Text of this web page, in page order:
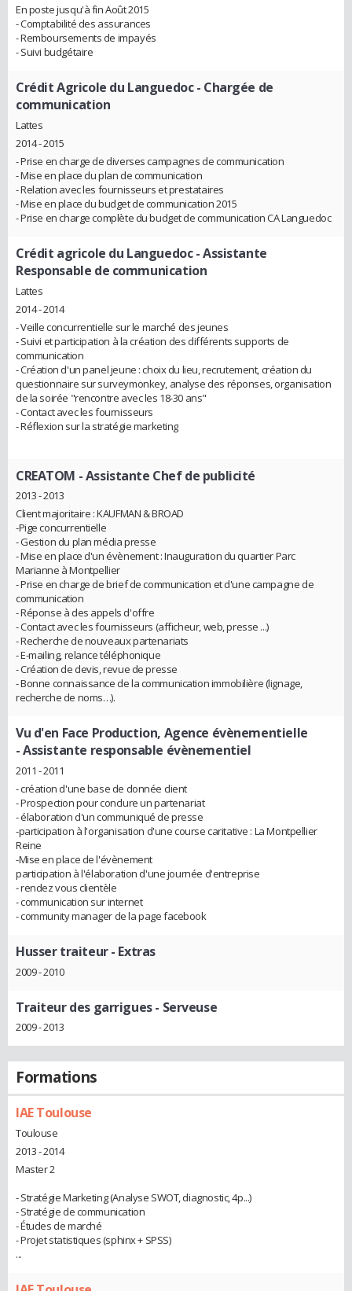
En poste jusqu'à fin Août 2015
- Comptabilité des assurances
- Remboursements de impayés
- Suivi budgétaire
Crédit Agricole du Languedoc- Chargée de
communication
Lattes
2014 - 2015
- Prise en charge de diverses campagnes de communication
- Mise en place du plan de communication
- Relation avec les fournisseurs et prestataires
- Mise en place du budget de communication 2015
- Prise en charge complète du budget de communication CA Languedoc
Crédit agricole du Languedoc- Assistante
Responsable de communication
Lattes
2014 - 2014
- Veille concurrentielle sur le marché des jeunes
- Suivi et participation à la création des différents supports de
communication
- Création d'un panel jeune : choix du lieu, recrutement, création du
questionnaire sur surveymonkey, analyse des réponses, organisation
de la soirée "rencontre avec les 18-30 ans"
- Contact avec les fournisseurs
- Réflexion sur la stratégie marketing
CREATOM - Assistante Chef de publicité
2013 - 2013
Client majoritaire : KAUFMAN & BROAD
-Pige concurrentielle
- Gestion du plan média presse
- Mise en place d'un évènement : Inauguration du quartier Parc
Marianne à Montpellier
- Prise en charge de brief de communication et d'une campagne de
communication
- Réponse à des appels d'offre
- Contact avec les fournisseurs (afficheur, web, presse ...)
- Recherche de nouveaux partenariats
- E-mailing, relance téléphonique
- Création de devis, revue de presse
- Bonne connaissance de la communication immobilière (lignage,
recherche de noms…).
Vu d'en Face Production, Agence évènementielle
- Assistante responsable évènementiel
2011 - 2011
- création d'une base de donnée client
- Prospection pour conclure un partenariat
- élaboration d'un communiqué de presse
-participation à l'organisation d'une course caritative : La Montpellier
Reine
-Mise en place de l'évènement
participation à l'élaboration d'une journée d'entreprise
- rendez vous clientèle
- communication sur internet
- community manager de la page facebook
Husser traiteur- Extras
2009 - 2010
Traiteur des garrigues- Serveuse
2009 - 2013
Formations
IAE Toulouse
Toulouse
2013 - 2014
Master 2
- Stratégie Marketing (Analyse SWOT, diagnostic, 4p...)
- Stratégie de communication
- Études de marché
- Projet statistiques (sphinx + SPSS)
...